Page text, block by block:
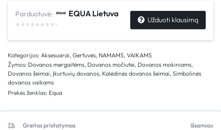
Parduotuvė: EQUA Lietuva
Užduoti klausimą
Kategorijos: Aksesuarai, Gertuvės, NAMAMS, VAIKAMS
Žymos: Dovanos mergaitėms, Dovanos močiutei, Dovanos mokiniams,
Dovanos šeimai, Įkurtuvių dovanos, Kalėdinės dovanos šeimai, Simbolinės
dovanos vaikams
Prekės ženklas: Equa
Greitas pristatymas Išsamiau